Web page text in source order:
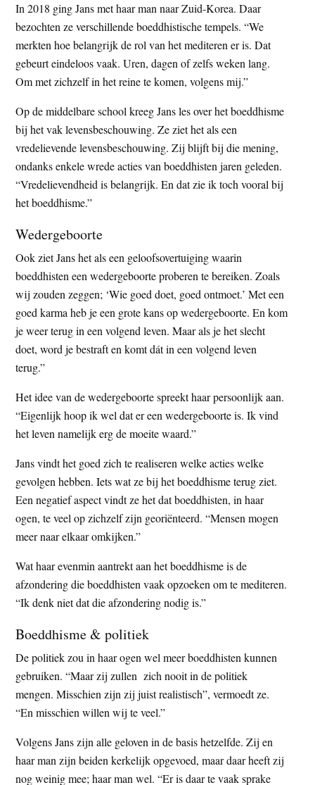
In 2018 ging Jans met haar man naar Zuid-Korea. Daar
bezochten ze verschillende boeddhistische tempels. “We
merkten hoe belangrijk de rol van het mediteren er is. Dat
gebeurt eindeloos vaak. Uren, dagen of zelfs weken lang.
Om met zichzelf in het reine te komen, volgens mij.”
Op de middelbare school kreeg Jans les over het boeddhisme
bij het vak levensbeschouwing. Ze ziet het als een
vredelievende levensbeschouwing. Zij blijft bij die mening,
ondanks enkele wrede acties van boeddhisten jaren geleden.
“Vredelievendheid is belangrijk. En dat zie ik toch vooral bij
het boeddhisme.”
Wedergeboorte
Ook ziet Jans het als een geloofsovertuiging waarin
boeddhisten een wedergeboorte proberen te bereiken. Zoals
wij zouden zeggen; ‘Wie goed doet, goed ontmoet.’ Met een
goed karma heb je een grote kans op wedergeboorte. En kom
je weer terug in een volgend leven. Maar als je het slecht
doet, word je bestraft en komt dát in een volgend leven
terug.”
Het idee van de wedergeboorte spreekt haar persoonlijk aan.
“Eigenlijk hoop ik wel dat er een wedergeboorte is. Ik vind
het leven namelijk erg de moeite waard.”
Jans vindt het goed zich te realiseren welke acties welke
gevolgen hebben. Iets wat ze bij het boeddhisme terug ziet.
Een negatief aspect vindt ze het dat boeddhisten, in haar
ogen, te veel op zichzelf zijn georiënteerd. “Mensen mogen
meer naar elkaar omkijken.”
Wat haar evenmin aantrekt aan het boeddhisme is de
afzondering die boeddhisten vaak opzoeken om te mediteren.
“Ik denk niet dat die afzondering nodig is.”
Boeddhisme & politiek
De politiek zou in haar ogen wel meer boeddhisten kunnen
gebruiken. “Maar zij zullen zich nooit in de politiek
mengen. Misschien zijn zij juist realistisch”, vermoedt ze.
“En misschien willen wij te veel.”
Volgens Jans zijn alle geloven in de basis hetzelfde. Zij en
haar man zijn beiden kerkelijk opgevoed, maar daar heeft zij
nog weinig mee; haar man wel. “Er is daar te vaak sprake